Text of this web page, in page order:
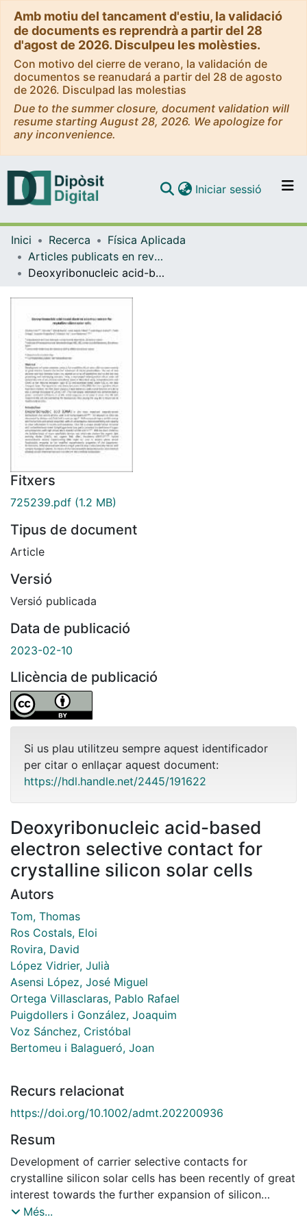
Amb motiu del tancament d'estiu, la validació
de documents es reprendrà a partir del 28
d'agost de 2026. Disculpeu les molèsties.
Con motivo del cierre de verano, la validación de
documentos se reanudará a partir del 28 de agosto
de 2026. Disculpad las molestias
Due to the summer closure, document validation will
resume starting August 28, 2026. We apologize for
any inconvenience.
Navega per tot el DD
Com publicar
Iniciar sessió (current)
Inici Recerca
Física Aplicada
Articles publicats en revistes (Física Aplicada)
Deoxyribonucleic acid-based electron selective contact for crystalline silicon solar cells
Fitxers
725239.pdf (1.2 MB)
Tipus de document
Article
Versió
Versió publicada
Data de publicació
2023-02-10
Llicència de publicació
Si us plau utilitzeu sempre aquest identificador
per citar o enllaçar aquest document:
https://hdl.handle.net/2445/191622
Deoxyribonucleic acid-based
electron selective contact for
crystalline silicon solar cells
Autors
Tom, Thomas
Ros Costals, Eloi
Rovira, David
López Vidrier, Julià
Asensi López, José Miguel
Ortega Villasclaras, Pablo Rafael
Puigdollers i González, Joaquim
Voz Sánchez, Cristóbal
Bertomeu i Balagueró, Joan
Recurs relacionat
https://doi.org/10.1002/admt.202200936
Resum
Development of carrier selective contacts for
crystalline silicon solar cells has been recently of great
interest towards the further expansion of silicon
photovoltaics. The use of new electron and hole
Més...